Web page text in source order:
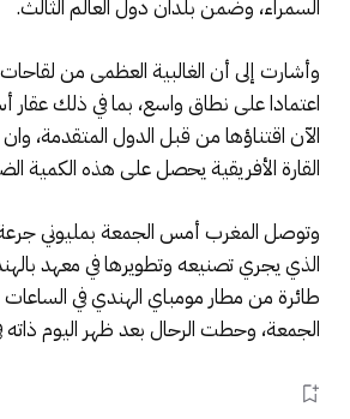
السمراء، وضمن بلدان دول العالم الثالث.
وأشارت إلى أن الغالبية العظمى من لقاحات
اعتمادا على نطاق واسع، بما في ذلك عقار
الآن اقتناؤها من قبل الدول المتقدمة،
القارة الأفريقية يحصل على هذه الكمية
وتوصل المغرب أمس الجمعة بمليوني جرعة
الذي يجري تصنيعه وتطويرها في معهد
طائرة من مطار مومباي الهندي في
الجمعة، وحطت الرحال بعد ظهر اليوم ذاته